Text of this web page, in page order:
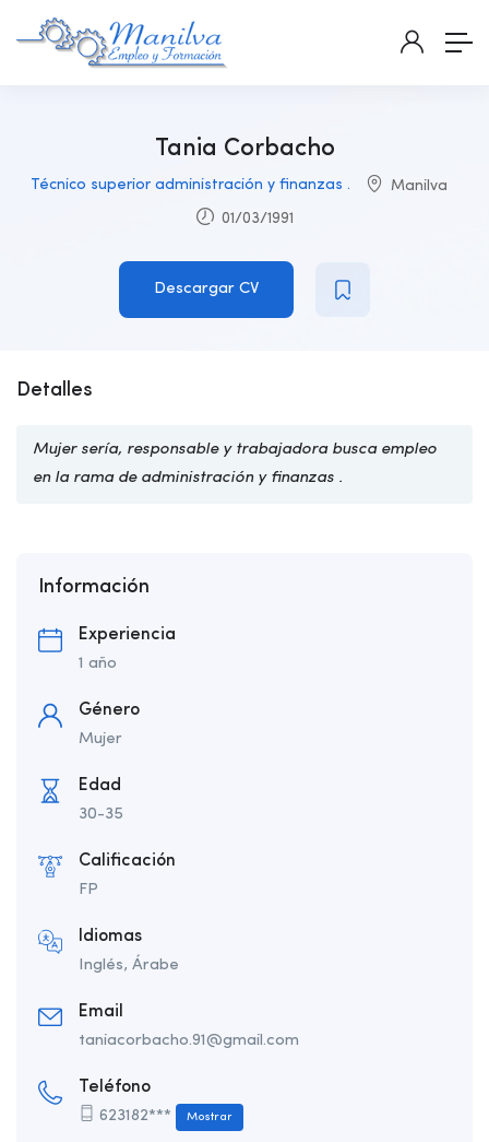
Tania Corbacho
Técnico superior administración y finanzas . Manilva
01/03/1991
Descargar CV
Detalles
Mujer sería, responsable y trabajadora busca empleo
en la rama de administración y finanzas .
Información
Experiencia
1 año
Género
Mujer
Edad
30-35
Calificación
FP
Idiomas
Inglés, Árabe
Email
taniacorbacho.91@gmail.com
Teléfono
623182*** Mostrar